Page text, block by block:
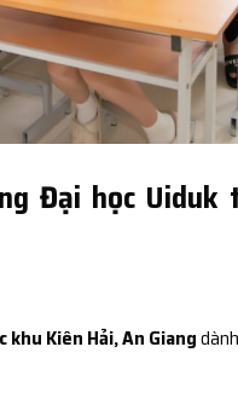
Đại học
Kiên Hải, An Giang